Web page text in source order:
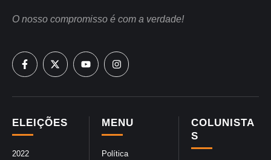
COLUNISTA
S
MENU
Política
ELEIÇÕES
2022
O nosso compromisso é com a verdade!